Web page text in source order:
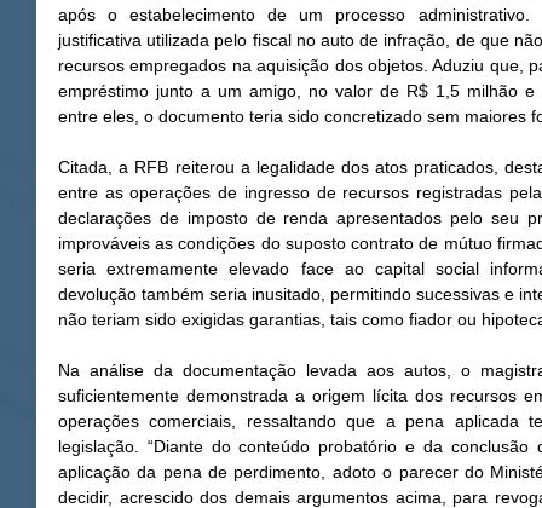
após o estabelecimento de um processo
justificativa utilizada pelo fiscal no auto de infração, de que
recursos empregados na aquisição dos objetos. Aduziu que,
empréstimo junto a um amigo, no valor de R$ 1,5 milhão
entre eles, o documento teria sido concretizado sem maiores
Citada, a RFB reiterou a legalidade dos atos praticados,
entre as operações de ingresso de recursos registradas
declarações de imposto de renda apresentados pelo seu
improváveis as condições do suposto contrato de mútuo
seria extremamente elevado face ao capital social
devolução também seria inusitado, permitindo sucessivas e
não teriam sido exigidas garantias, tais como fiador ou
Na análise da documentação levada aos autos, o
suficientemente demonstrada a origem lícita dos recursos
operações comerciais, ressaltando que a pena aplicada
legislação. “Diante do conteúdo probatório e da conclusão
aplicação da pena de perdimento, adoto o parecer do
decidir, acrescido dos demais argumentos acima, para